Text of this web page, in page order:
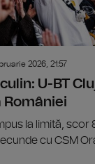
2026, 21:57
U-BT
României
la limită, scor
cu CSM